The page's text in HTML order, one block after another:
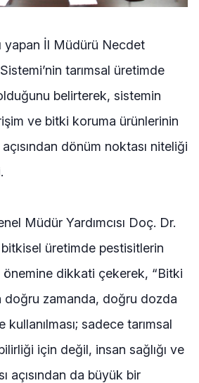
yapan İl Müdürü Necdet
tarımsal üretimde
belirterek, sistemin
ve bitki koruma ürünlerinin
dönüm noktası niteliği
Müdür Yardımcısı Doç. Dr.
üretimde pestisitlerin
önemine dikkati çekerek, “Bitki
doğru zamanda, doğru dozda
sadece tarımsal
için değil, insan sağlığı ve
açısından da büyük bir